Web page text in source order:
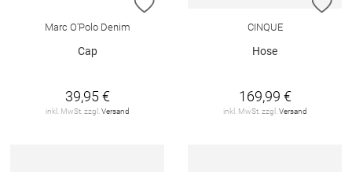
Marc O'Polo Denim
Cap
39,95 €
inkl. MwSt. zzgl. Versand
CINQUE
Hose
169,99 €
inkl. MwSt. zzgl. Versand